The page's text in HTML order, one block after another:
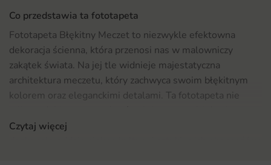
Co przedstawia ta fototapeta
Fototapeta Błękitny Meczet to niezwykle efektowna
dekoracja ścienna, która przenosi nas w malowniczy
zakątek świata. Na jej tle widnieje majestatyczna
architektura meczetu, który zachwyca swoim błękitnym
kolorem oraz eleganckimi detalami. Ta fototapeta nie
atmosferę spokoju i harmonii. Obrazy takiego rodzaju
Czytaj więcej